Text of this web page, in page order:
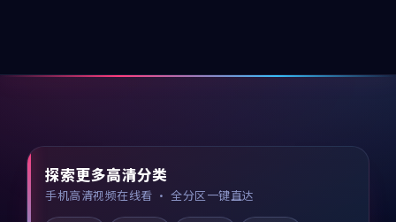
探索更多高清分类
手机高清视频在线看 · 全分区一键直达